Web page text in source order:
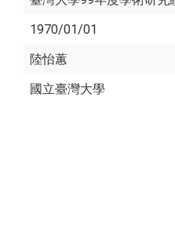
1970/01/01
陸怡蕙
國立臺灣大學